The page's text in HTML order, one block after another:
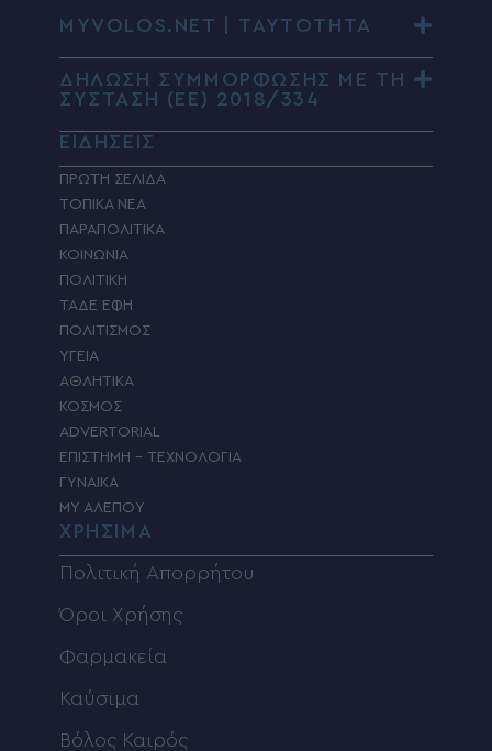
MYVOLOS.NET | ΤΑΥΤΟΤΗΤΑ
ΔΗΛΩΣΗ ΣΥΜΜΟΡΦΩΣΗΣ ΜΕ ΤΗ
ΣΥΣΤΑΣΗ (ΕΕ) 2018/334
ΕΙΔΗΣΕΙΣ
ΠΡΩΤΗ ΣΕΛΙΔΑ
ΤΟΠΙΚΑ ΝΕΑ
ΠΑΡΑΠΟΛΙΤΙΚΑ
ΚΟΙΝΩΝΙΑ
ΠΟΛΙΤΙΚΗ
ΤΑΔΕ ΕΦΗ
ΠΟΛΙΤΙΣΜΟΣ
ΥΓΕΙΑ
ΑΘΛΗΤΙΚΑ
ΚΟΣΜΟΣ
ADVERTORIAL
ΕΠΙΣΤΗΜΗ – ΤΕΧΝΟΛΟΓΙΑ
ΓΥΝΑΙΚΑ
MY ΑΛΕΠΟΥ
ΧΡΗΣΙΜΑ
Πολιτική Απορρήτου
Όροι Χρήσης
Φαρμακεία
Καύσιμα
Βόλος Καιρός